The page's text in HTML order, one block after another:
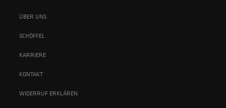
ÜBER UNS
SCHÖFFEL
KARRIERE
KONTAKT
WIDERRUF ERKLÄREN